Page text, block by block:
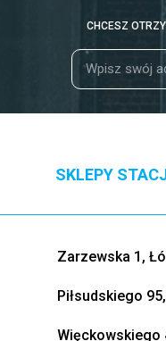
CHCESZ
SKLEPY
Zarzewska 1,
Piłsudskiego
Więckowskiego